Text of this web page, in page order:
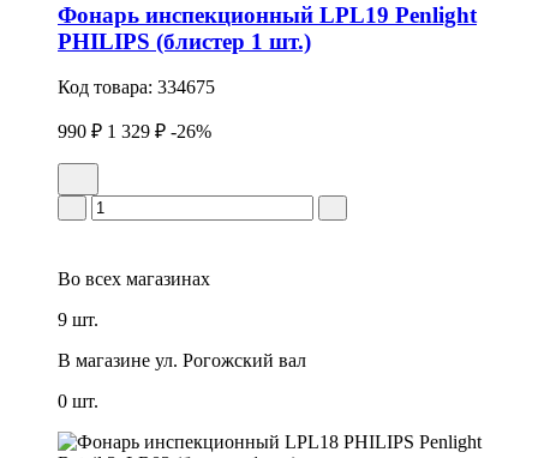
Фонарь инспекционный LPL19 Penlight
PHILIPS (блистер 1 шт.)
Код товара: 334675
990 ₽ 1 329 ₽ -26%
Во всех магазинах
9 шт.
В магазине ул. Рогожский вал
0 шт.